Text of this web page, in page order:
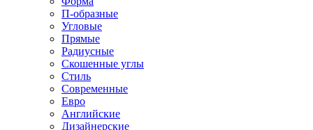
П-образные
Угловые
Прямые
Радиусные
Скошенные углы
Стиль
Современные
Евро
Английские
Дизайнерские